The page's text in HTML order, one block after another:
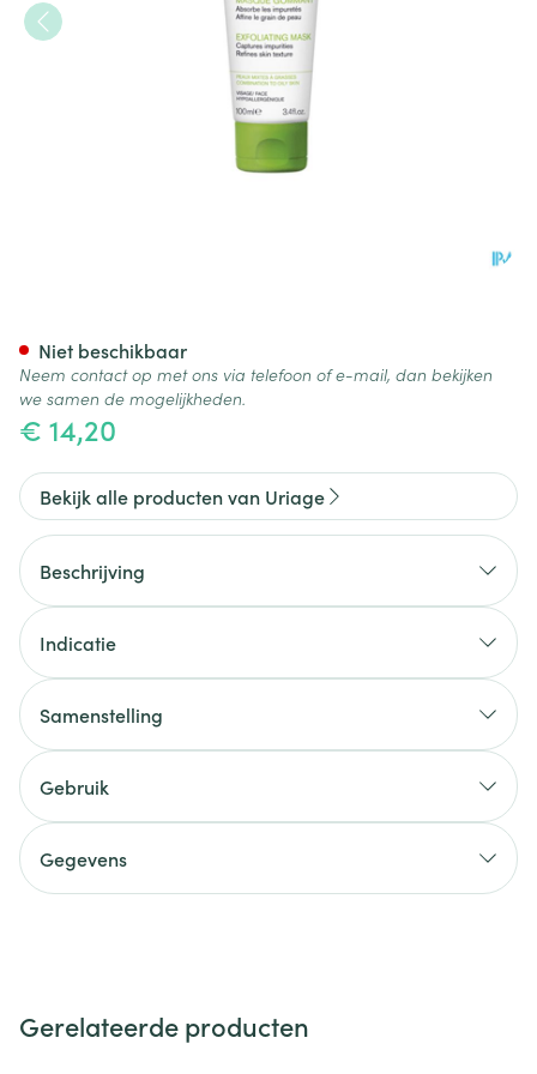
€ 14,20
Niet beschikbaar
Neem contact op met ons via telefoon of e-mail, dan bekijken
we samen de mogelijkheden.
Bekijk alle producten van Uriage
Beschrijving
Indicatie
Samenstelling
Gebruik
Gegevens
Gerelateerde producten